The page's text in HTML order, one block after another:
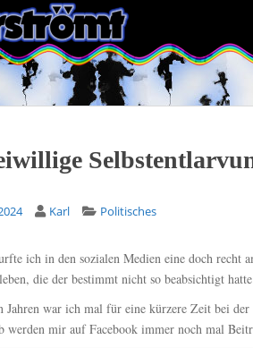
Karl Politisches
ich in den sozialen Medien eine doch recht
die der bestimmt nicht so beabsichtigt
Jahren war ich mal für eine kürzere Zeit bei
werden mir auf Facebook immer noch mal